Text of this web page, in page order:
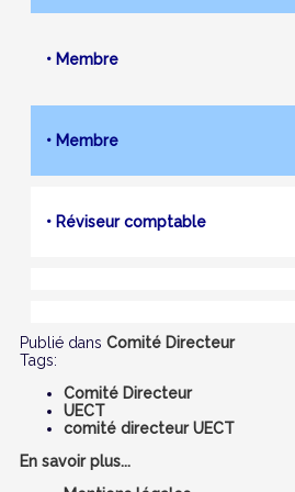
• Membre
• Membre
• Réviseur comptable
Publié dans Comité Directeur
Tags:
Comité Directeur
UECT
comité directeur UECT
En savoir plus...